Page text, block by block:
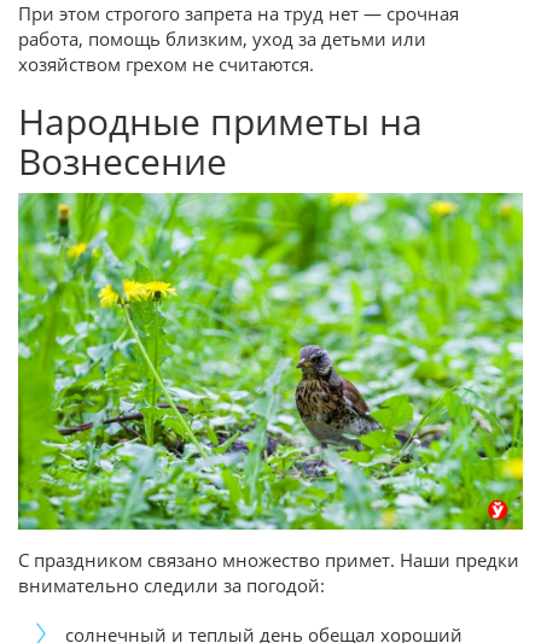
При этом строгого запрета на труд нет — срочная
работа, помощь близким, уход за детьми или
хозяйством грехом не считаются.
Народные приметы на
Вознесение
С праздником связано множество примет. Наши предки
внимательно следили за погодой:
солнечный и теплый день обещал хороший